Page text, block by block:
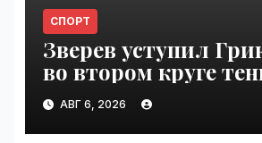
СПОРТ
Зверев уступил
во втором круге
"Мастерса" в
VseTime.ru
АВГ 6, 2026